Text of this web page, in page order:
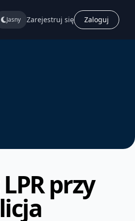
Jasny Zarejestruj się Zaloguj
przy